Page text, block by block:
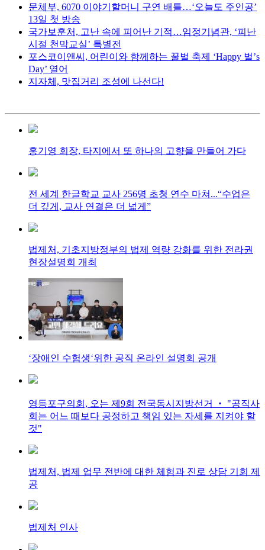
문체부, 6070 이야기할머니 구연 배틀…‘오늘도 주인공’
13일 첫 방송
국가보훈처, 고난 속에 피어난 기적…임정기념관, ‘피난
시절 천막교실’ 특별전
포스코이앤씨, 어린이와 함께하는 꿀벌 축제 ‘Happy 벌’s
Day’ 열어
지자체, 맛집거리 조성에 나선다!
홍기영 회장, 타지에서 또 하나의 고향을 만들어 가다
전 세계 한글학교 교사 256명 초청 연수 마쳐...“수업은
더 깊게, 교사 연결은 더 넓게”
법제처, 기초지방정부의 법제 역량 강화를 위한 전라권
현장설명회 개최
‘장애인 수험생‘위한 공직 온라인 설명회 공개
영등포구의회, 오는 제9회 전국동시지방선거 ‧ "공직사
회는 어느 때보다 공정하고 책임 있는 자세를 지켜야 할
것"
법제처, 법제 업무 전반에 대한 체험과 진로 상담 기회 제
공
법제처 인사